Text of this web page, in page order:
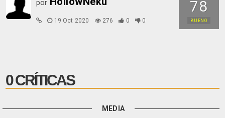
78
BUENO
por
19 Oct 2020 276 0 0
0 CRÍTICAS
MEDIA